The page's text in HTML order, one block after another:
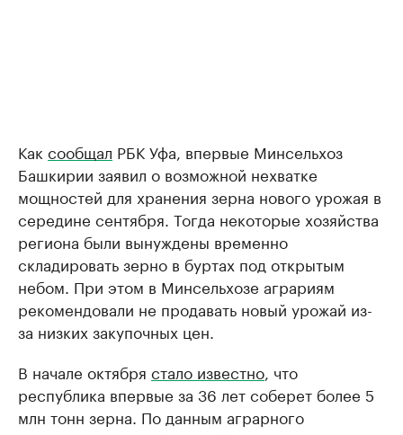
Как сообщал РБК Уфа, впервые Минсельхоз
Башкирии заявил о возможной нехватке
мощностей для хранения зерна нового урожая в
середине сентября. Тогда некоторые хозяйства
региона были вынуждены временно
складировать зерно в буртах под открытым
небом. При этом в Минсельхозе аграриям
рекомендовали не продавать новый урожай из-
за низких закупочных цен.
В начале октября стало известно , что
республика впервые за 36 лет соберет более 5
млн тонн зерна. По данным аграрного